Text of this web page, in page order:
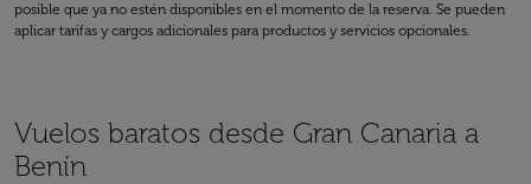
posible que ya no estén disponibles en el momento de la reserva. Se pueden
aplicar tarifas y cargos adicionales para productos y servicios opcionales.
Vuelos baratos desde Gran Canaria a
Benín